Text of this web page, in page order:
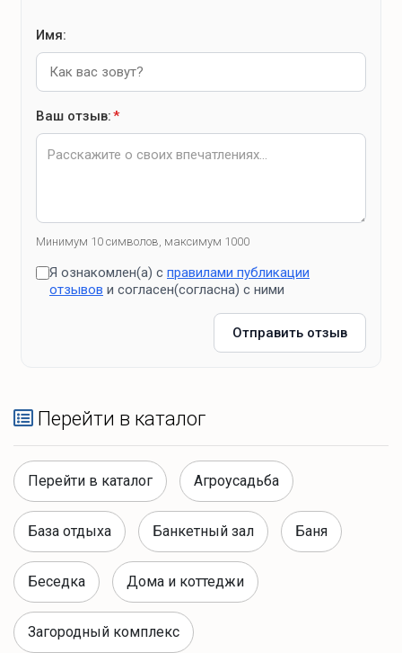
Имя:
Ваш отзыв:*
Минимум 10 символов, максимум 1000
Я ознакомлен(а) с правилами публикации
отзывов и согласен(согласна) с ними
Отправить отзыв
Перейти в каталог
Перейти в каталог Агроусадьба
База отдыха Банкетный зал Баня
Беседка Дома и коттеджи
Загородный комплекс